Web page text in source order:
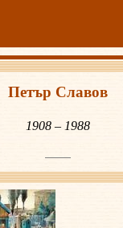
Петър Славов
1908 – 1988